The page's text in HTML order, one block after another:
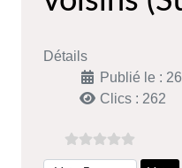
Détails
Publié le :
Clics : 262